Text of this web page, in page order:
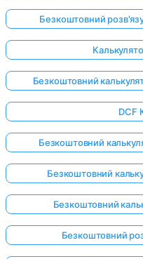
Безкоштовний
Безкоштовний
DCF
Безкоштовний
Безкоштовний
Безкоштовний
Безкоштовний